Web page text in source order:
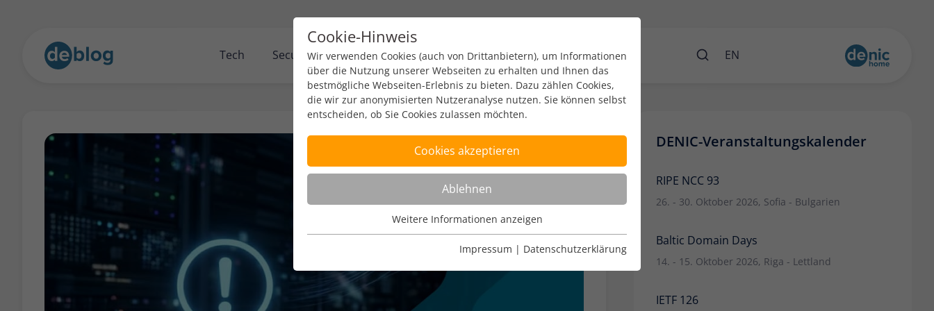
Tech Security Policy Zahlen & Fakten Engagement Events EN
DENIC-Veranstaltungskalender
RIPE NCC 93
26. - 30. Oktober 2026, Sofia - Bulgarien
Baltic Domain Days
14. - 15. Oktober 2026, Riga - Lettland
IETF 126
Cookie-Hinweis
Wir verwenden Cookies (auch von Drittanbietern), um Informationen
über die Nutzung unserer Webseiten zu erhalten und Ihnen das
bestmögliche Webseiten-Erlebnis zu bieten. Dazu zählen Cookies,
die wir zur anonymisierten Nutzeranalyse nutzen. Sie können selbst
entscheiden, ob Sie Cookies zulassen möchten.
Cookies akzeptieren
Ablehnen
Nutzungsanalyse
Cookies zur Nutzungsanalyse ermöglichen es uns zu analysieren,
Name Weitere Informationen anzeigen
Weitere Informationen anzeigen
Impressum | Datenschutzerklärung